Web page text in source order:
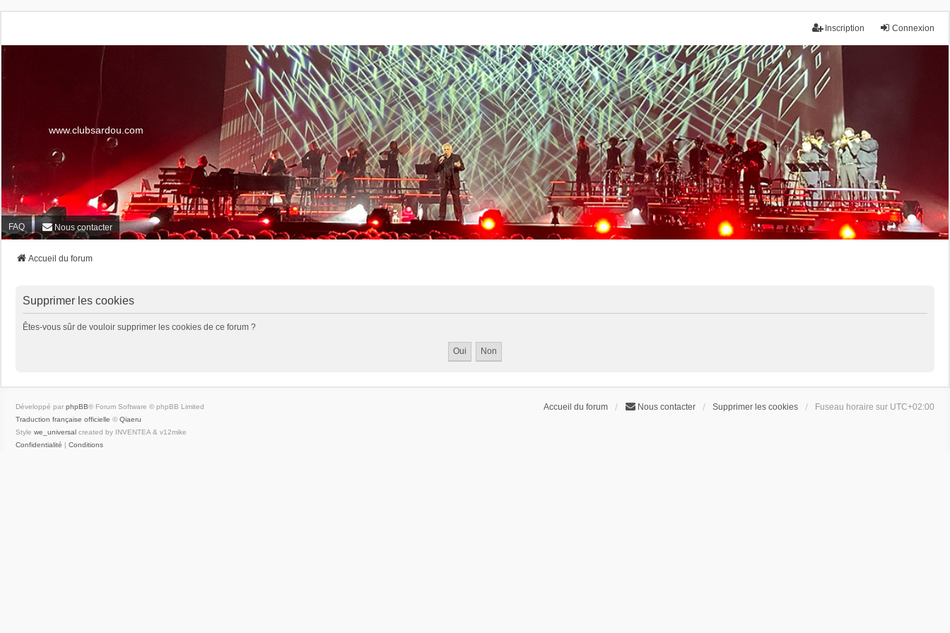
Connexion
Inscription
www.clubsardou.com
FAQ Nous contacter
Accueil du forum
Supprimer les cookies
Êtes-vous sûr de vouloir supprimer les cookies de ce forum ?
Accueil du forum Nous contacter Supprimer les cookies Fuseau horaire sur UTC+02:00
Développé par phpBB® Forum Software © phpBB Limited
Traduction française officielle © Qiaeru
Style we_universal created by INVENTEA & v12mike
Confidentialité | Conditions